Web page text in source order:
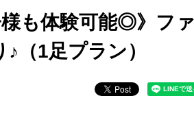
様も体験可能◎》フ
（1足プラン）